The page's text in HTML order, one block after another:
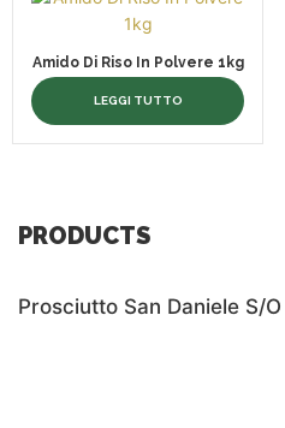
Amido Di Riso In Polvere 1kg
LEGGI TUTTO
PRODUCTS
Prosciutto San Daniele S/o